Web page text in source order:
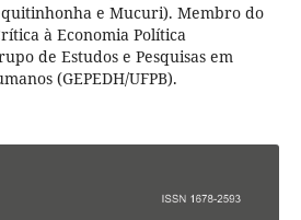
e Mucuri). Membro do
à Economia Política
de Estudos e Pesquisas em
(GEPEDH/UFPB).